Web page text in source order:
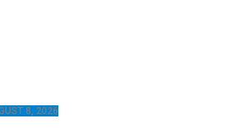
8, 2026